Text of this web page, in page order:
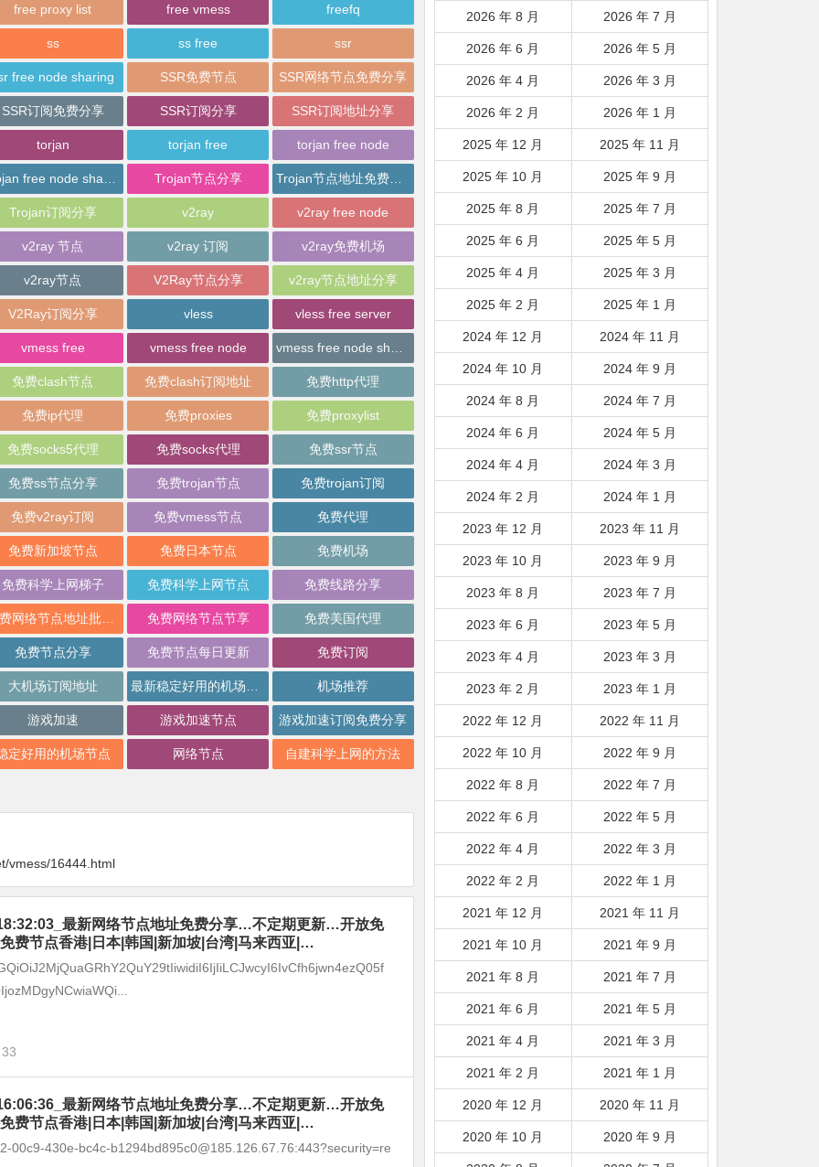
free proxy list free vmess freefq
ss ss free ssr
free node sharing SSR免费节点 SSR网络节点免费分享
SSR订阅免费分享 SSR订阅分享 SSR订阅地址分享
torjan torjan free torjan free node
Trojan节点分享
Trojan订阅分享 v2ray v2ray free node
v2ray 节点 v2ray 订阅 v2ray免费机场
v2ray节点 V2Ray节点分享 v2ray节点地址分享
V2Ray订阅分享 vless vless free server
vmess free vmess free node
免费clash节点 免费clash订阅地址 免费http代理
免费ip代理 免费proxies 免费proxylist
免费socks5代理 免费socks代理 免费ssr节点
免费ss节点分享 免费trojan节点 免费trojan订阅
免费v2ray订阅 免费vmess节点 免费代理
免费新加坡节点 免费日本节点 免费机场
免费科学上网梯子 免费科学上网节点 免费线路分享
免费网络节点节享 免费美国代理
免费节点分享 免费节点每日更新 免费订阅
大机场订阅地址 机场推荐
游戏加速 游戏加速节点 游戏加速订阅免费分享
定好用的机场节点 网络节点 自建科学上网的方法
vmess/16444.html
最新网络节点地址免费分享…不定期更新…开放免
费节点香港|日本|韩国|新加坡|台湾|马来西亚|…
33
最新网络节点地址免费分享…不定期更新…开放免
费节点香港|日本|韩国|新加坡|台湾|马来西亚|…
00c9-430e-bc4c-b1294bd895c0@185.126.67.76:443?security=re
2026 年 8 月 2026 年 7 月
2026 年 6 月 2026 年 5 月
2026 年 4 月 2026 年 3 月
2026 年 2 月 2026 年 1 月
2025 年 12 月 2025 年 11 月
2025 年 10 月 2025 年 9 月
2025 年 8 月 2025 年 7 月
2025 年 6 月 2025 年 5 月
2025 年 4 月 2025 年 3 月
2025 年 2 月 2025 年 1 月
2024 年 12 月 2024 年 11 月
2024 年 10 月 2024 年 9 月
2024 年 8 月 2024 年 7 月
2024 年 6 月 2024 年 5 月
2024 年 4 月 2024 年 3 月
2024 年 2 月 2024 年 1 月
2023 年 12 月 2023 年 11 月
2023 年 10 月 2023 年 9 月
2023 年 8 月 2023 年 7 月
2023 年 6 月 2023 年 5 月
2023 年 4 月 2023 年 3 月
2023 年 2 月 2023 年 1 月
2022 年 12 月 2022 年 11 月
2022 年 10 月 2022 年 9 月
2022 年 8 月 2022 年 7 月
2022 年 6 月 2022 年 5 月
2022 年 4 月 2022 年 3 月
2022 年 2 月 2022 年 1 月
2021 年 12 月 2021 年 11 月
2021 年 10 月 2021 年 9 月
2021 年 8 月 2021 年 7 月
2021 年 6 月 2021 年 5 月
2021 年 4 月 2021 年 3 月
2021 年 2 月 2021 年 1 月
2020 年 12 月 2020 年 11 月
2020 年 10 月 2020 年 9 月